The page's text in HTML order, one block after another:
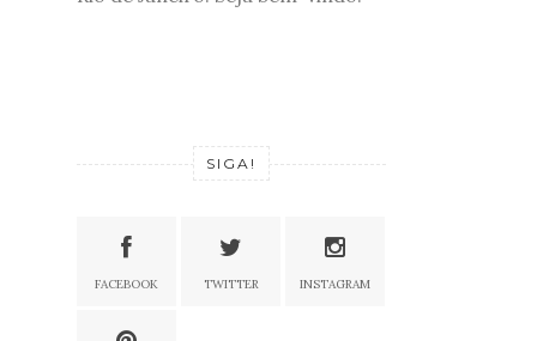
SIGA!
FACEBOOK TWITTER INSTAGRAM